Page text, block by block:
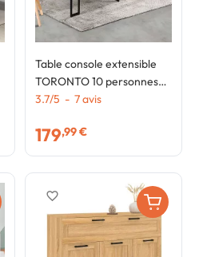
Table console extensible
TORONTO 10 personnes
235 cm bois foncé design
3.7/5 - 7avis
179,99 €
favorite_border